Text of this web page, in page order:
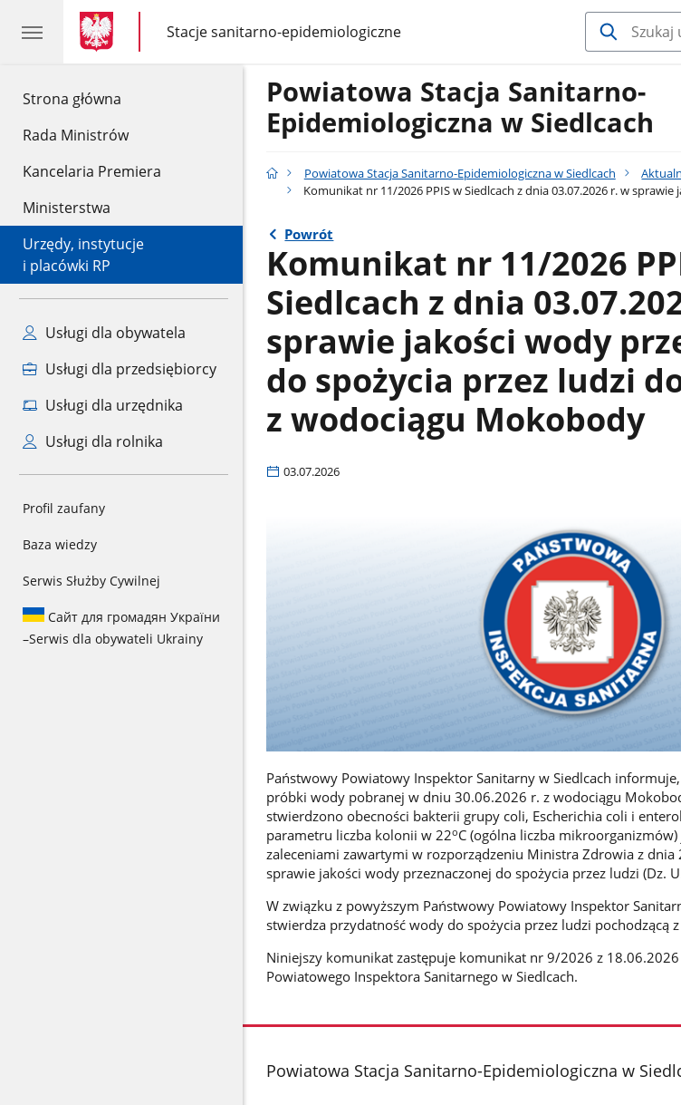
Strona główna
Rada Ministrów
Kancelaria Premiera
Ministerstwa
Urzędy, instytucje
i placówki RP
Usługi dla obywatela
Usługi dla przedsiębiorcy
Usługi dla urzędnika
Usługi dla rolnika
Profil zaufany
Baza wiedzy
Serwis Służby Cywilnej
Сайт для громадян України
–Serwis dla obywateli Ukrainy
gov.pl
gov.pl
Stacje sanitarno-epidemiologiczne
gov.pl
Stacje
sanitarno-
epidemiologiczne
Powiatowa Stacja Sanitarno-
Epidemiologiczna w Siedlcach
Powiatowa Stacja Sanitarno-Epidemiologiczna w Siedlcach
Komunikat nr 11/2026 PPIS w Siedlcach z dnia 03.07.2026 r. w
Powrót
Komunikat nr 11/2026
Siedlcach z dnia
sprawie jakości wody
do spożycia przez ludzi
z wodociągu Mokobody
03.07.2026
Państwowy Powiatowy Inspektor Sanitarny w Siedlcach
próbki wody pobranej w dniu 30.06.2026 r. z wodociągu
stwierdzono obecności bakterii grupy coli, Escherichia coli i
parametru liczba kolonii w 22oC (ogólna liczba
zaleceniami zawartymi w rozporządzeniu Ministra Zdrowia z dnia
sprawie jakości wody przeznaczonej do spożycia przez ludzi (Dz.
W związku z powyższym Państwowy Powiatowy Inspektor
stwierdza przydatność wody do spożycia przez ludzi pochodzącą
Niniejszy komunikat zastępuje komunikat nr 9/2026 z
Powiatowego Inspektora Sanitarnego w Siedlcach.
stopka
Powiatowa Stacja Sanitarno-Epidemiologiczna w